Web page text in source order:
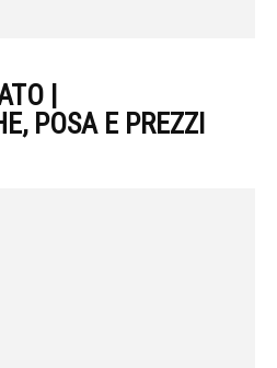
|
POSA E PREZZI